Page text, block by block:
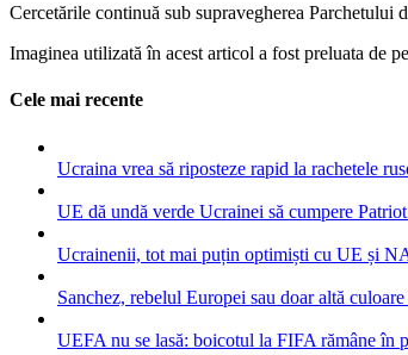
Cercetările continuă sub supravegherea
Imaginea utilizată în acest articol a fost preluata de
Cele mai recente
Ucraina vrea să riposteze rapid la rachetele
UE dă undă verde Ucrainei să cumpere
Ucrainenii, tot mai puțin optimiști cu UE și
Sanchez, rebelul Europei sau doar altă
UEFA nu se lasă: boicotul la FIFA rămâne în